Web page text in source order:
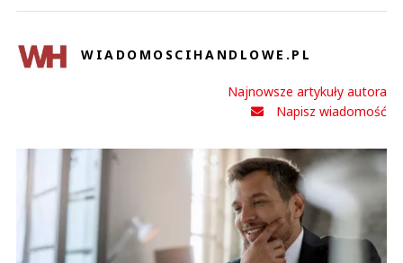
WIADOMOSCIHANDLOWE.PL
Najnowsze artykuły autora
Napisz wiadomość